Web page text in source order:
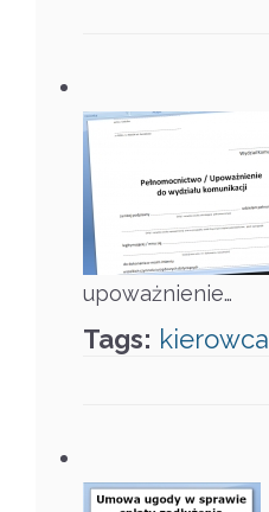
upoważnienie…
Tags: kierowca